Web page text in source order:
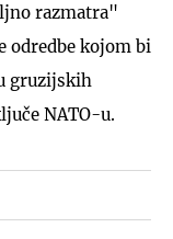
razmatra"
odredbe kojom bi
gruzijskih
NATO-u.